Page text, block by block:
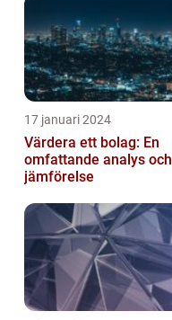
17 januari 2024
Värdera ett bolag: En
omfattande analys och
jämförelse